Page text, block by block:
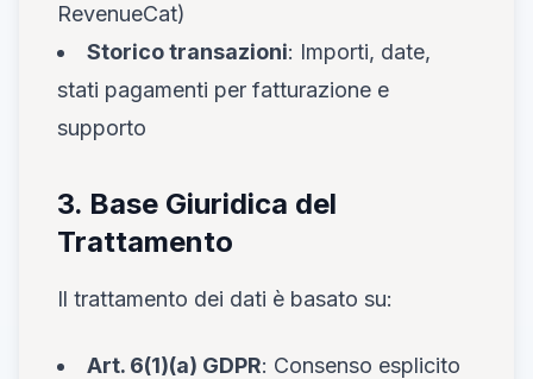
RevenueCat)
Storico transazioni: Importi, date,
stati pagamenti per fatturazione e
supporto
3. Base Giuridica del
Trattamento
Il trattamento dei dati è basato su:
Art. 6(1)(a) GDPR: Consenso esplicito